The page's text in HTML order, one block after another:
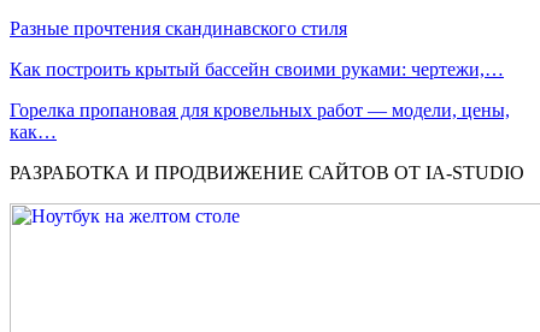
Разные прочтения скандинавского стиля
Как построить крытый бассейн своими руками: чертежи,…
Горелка пропановая для кровельных работ — модели, цены,
как…
РАЗРАБОТКА И ПРОДВИЖЕНИЕ САЙТОВ ОТ IA-STUDIO